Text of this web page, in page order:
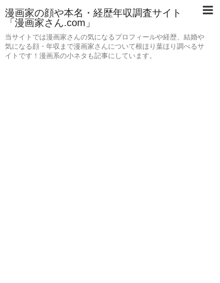
漫画家の顔や本名・経歴年収調査サイト
「漫画家さん.com」
当サイトでは漫画家さんの気になるプロフィールや経歴、結婚や
気になる顔・年収まで漫画家さんについて根ほり葉ほり調べるサ
イトです！漫画系の小ネタも記事にしています。